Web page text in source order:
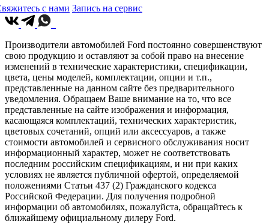
с нами Запись на сервис
Производители автомобилей Ford постоянно совершенствуют
свою продукцию и оставляют за собой право на внесение
изменений в технические характеристики, спецификации,
цвета, цены моделей, комплектации, опции и т.п.,
представленные на данном сайте без предварительного
уведомления. Обращаем Ваше внимание на то, что все
представленные на сайте изображения и информация,
касающаяся комплектаций, технических характеристик,
цветовых сочетаний, опций или аксессуаров, а также
стоимости автомобилей и сервисного обслуживания носит
информационный характер, может не соответствовать
последним российским спецификациям, и ни при каких
условиях не является публичной офертой, определяемой
положениями Статьи 437 (2) Гражданского кодекса
Российской Федерации. Для получения подробной
информации об автомобилях, пожалуйста, обращайтесь к
ближайшему официальному дилеру Ford.